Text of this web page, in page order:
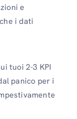
e
i dati
tuoi 2-3 KPI
panico per i